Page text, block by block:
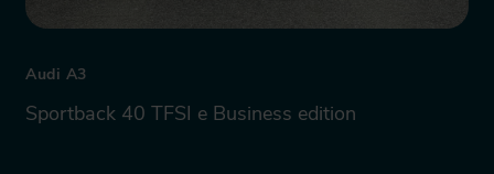
Audi A3
Sportback 40 TFSI e Business edition